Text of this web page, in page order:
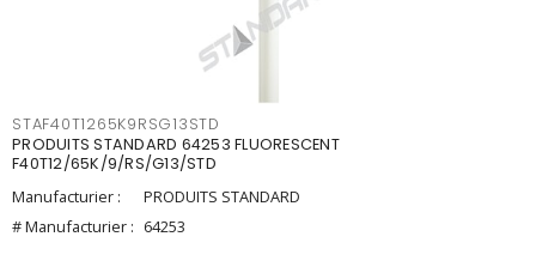
STAF40T1265K9RSG13STD
PRODUITS STANDARD 64253 FLUORESCENT
F40T12/65K/9/RS/G13/STD
Manufacturier :
PRODUITS STANDARD
# Manufacturier : 64253